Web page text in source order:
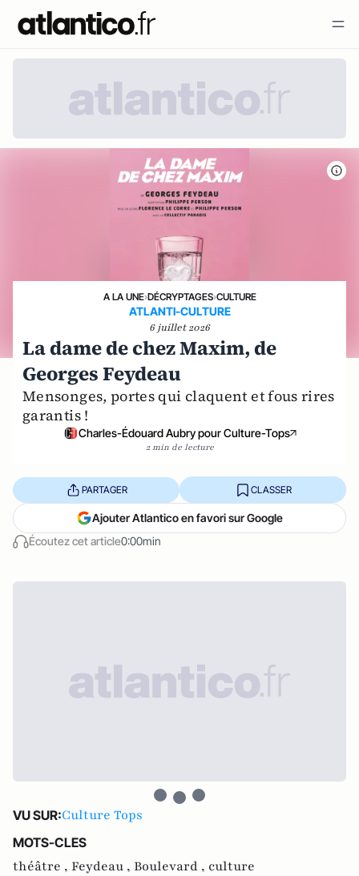
A LA UNE›DÉCRYPTAGES›CULTURE
ATLANTI-CULTURE
6 juillet 2026
La dame de chez Maxim, de
Georges Feydeau
Mensonges, portes qui claquent et fous rires
garantis !
Charles-Édouard Aubry pour Culture-Tops
2 min de lecture
Écoutez cet article0:00min
PARTAGER CLASSER
Ajouter Atlantico en favori sur Google
VU SUR:Culture Tops
MOTS-CLES
théâtre , Feydeau , Boulevard , culture